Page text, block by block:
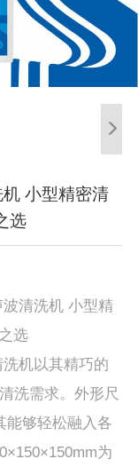
小型精密清
选
清洗机 小型精
选
机以其精巧的
洗需求。外形尺
能够轻松融入各
为